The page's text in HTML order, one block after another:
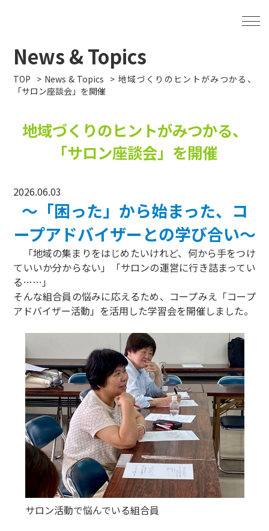
News & Topics
TOP News & Topics
地域づくりのヒントがみつかる、
「サロン座談会」を開催
地域づくりのヒントがみつかる、
「サロン座談会」を開催
2026.06.03
～「困った」から始まった、コ
ープアドバイザーとの学び合い～
「地域の集まりをはじめたいけれど、何から手をつけ
ていいか分からない」「サロンの運営に行き詰まってい
る……」
そんな組合員の悩みに応えるため、コープみえ「コープ
アドバイザー活動」を活用した学習会を開催しました。
サロン活動で悩んでいる組合員